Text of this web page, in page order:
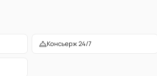
Консьерж 24/7